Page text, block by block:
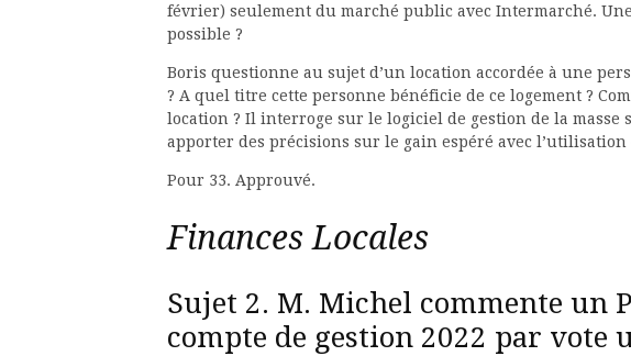
février) seulement du marché public avec Intermarché.
possible ?
Boris questionne au sujet d’un location accordée à une
? A quel titre cette personne bénéficie de ce logement ?
location ? Il interroge sur le logiciel de gestion de la masse
apporter des précisions sur le gain espéré avec l’utilisation
Pour 33. Approuvé.
Finances Locales
Sujet 2. M. Michel commente un
compte de gestion 2022 par vote